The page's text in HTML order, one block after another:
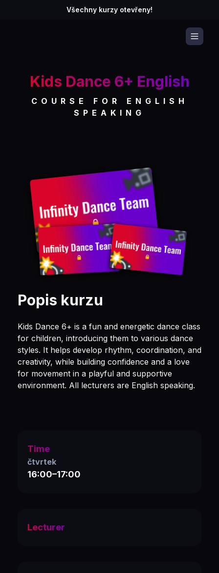
Všechny kurzy otevřeny!
Kids Dance 6+ English
COURSE FOR ENGLISH
SPEAKING
Popis kurzu
Kids Dance 6+ is a fun and energetic dance class
for children, introducing them to various dance
styles. It helps develop rhythm, coordination, and
creativity, while building confidence and a love
for movement in a playful and supportive
environment. All lecturers are English speaking.
Time
čtvrtek
16:00–17:00
Lecturer